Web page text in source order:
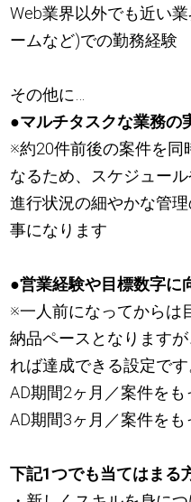
Web業界以外でも近い
ームなど)での勤務経験
その他に…
●マルチタスクな業務の
※約20件前後の案件を同
なるため、スケジュー
進行状況の細やかな管
事になります
●営業経験や目標数字に
※一人前になってからは
納品ペースとなります
れば達成できる設定で
AD期間2ヶ月／案件を
AD期間3ヶ月／案件をも
下記1つでも当てはまる